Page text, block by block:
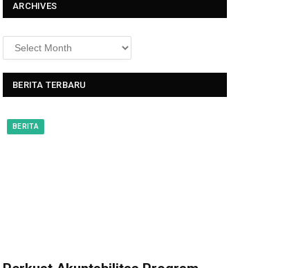
ARCHIVES
BERITA TERBARU
BERITA